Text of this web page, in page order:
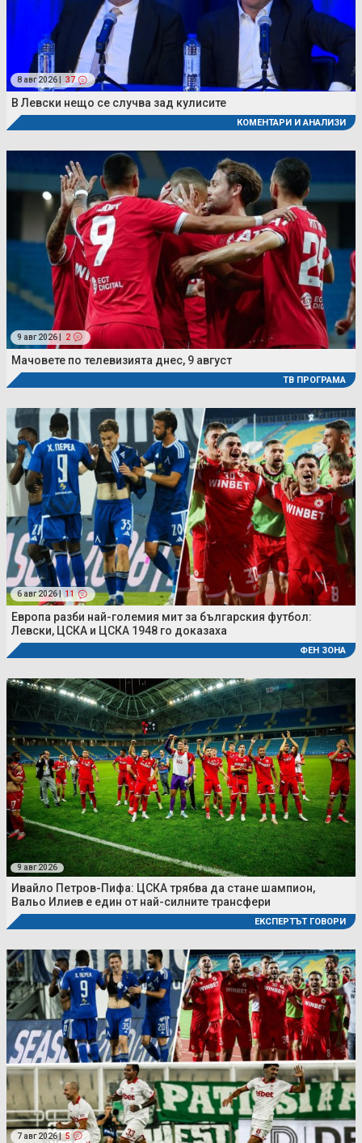
8 авг 2026 | 37
В Левски нещо се случва зад кулисите
КОМЕНТАРИ И АНАЛИЗИ
9 авг 2026 | 2
Мачовете по телевизията днес, 9 август
ТВ ПРОГРАМА
6 авг 2026 | 11
Европа разби най-големия мит за българския футбол:
Левски, ЦСКА и ЦСКА 1948 го доказаха
ФЕН ЗОНА
9 авг 2026
Ивайло Петров-Пифа: ЦСКА трябва да стане шампион,
Вальо Илиев е един от най-силните трансфери
ЕКСПЕРТЪТ ГОВОРИ
7 авг 2026 | 5